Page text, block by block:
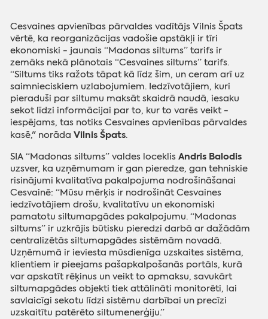
Cesvaines apvienības pārvaldes vadītājs Vilnis Špats
vērtē, ka reorganizācijas vadošie apstākļi ir tīri
ekonomiski - jaunais “Madonas siltums” tarifs ir
zemāks nekā plānotais “Cesvaines siltums” tarifs.
“Siltums tiks ražots tāpat kā līdz šim, un ceram arī uz
saimnieciskiem uzlabojumiem. Iedzīvotājiem, kuri
pieraduši par siltumu maksāt skaidrā naudā, iesaku
sekot līdzi informācijai par to, kur to varēs veikt -
iespējams, tas notiks Cesvaines apvienības pārvaldes
kasē," norādaVilnis Špats.
SIA “Madonas siltums” valdes loceklisAndris Balodis
uzsver, ka uzņēmumam ir gan pieredze, gan tehniskie
risinājumi kvalitatīva pakalpojuma nodrošināšanai
Cesvainē: “Mūsu mērķis ir nodrošināt Cesvaines
iedzīvotājiem drošu, kvalitatīvu un ekonomiski
pamatotu siltumapgādes pakalpojumu. “Madonas
siltums” ir uzkrājis būtisku pieredzi darbā ar dažādām
centralizētās siltumapgādes sistēmām novadā.
Uzņēmumā ir ieviesta mūsdienīga uzskaites sistēma,
klientiem ir pieejams pašapkalpošanās portāls, kurā
var apskatīt rēķinus un veikt to apmaksu, savukārt
siltumapgādes objekti tiek attālināti monitorēti, lai
savlaicīgi sekotu līdzi sistēmu darbībai un precīzi
uzskaitītu patērēto siltumenerģiju.”